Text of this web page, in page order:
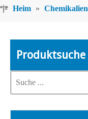
Heim » Chemikalien
Produktsuche